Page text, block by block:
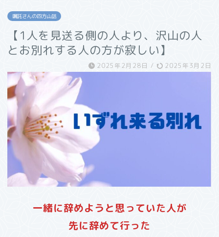
嘱託さんの四方山話
【1人を見送る側の人より、沢山の人
とお別れする人の方が寂しい】
2025年2月28日 / 2025年3月2日
一緒に辞めようと思っていた人が
先に辞めて行った